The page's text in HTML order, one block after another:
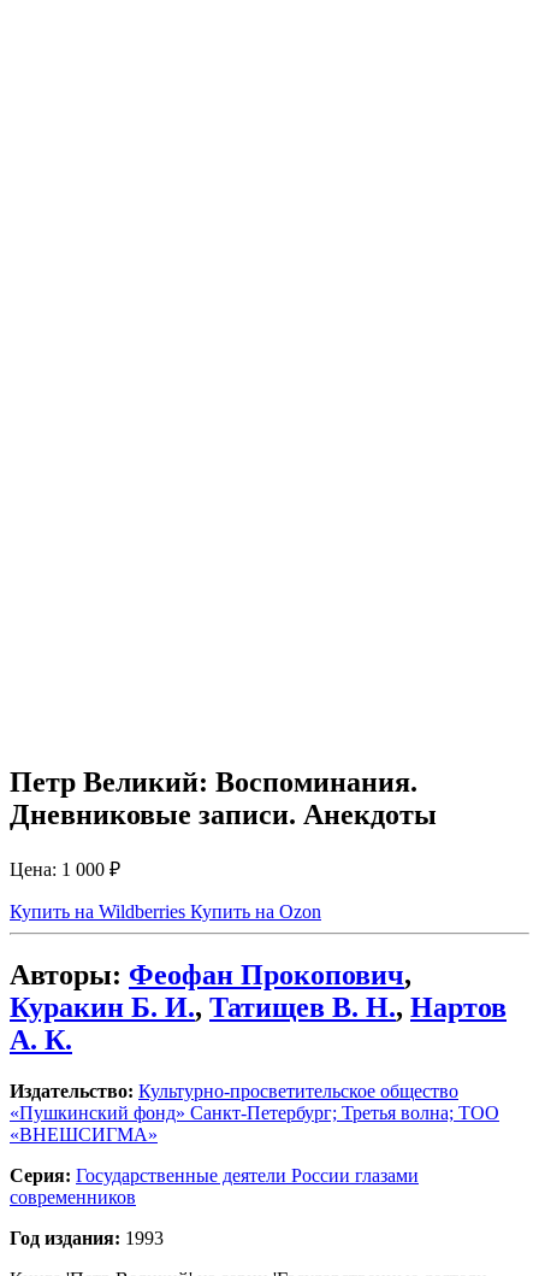
Петр Великий: Воспоминания.
Дневниковые записи. Анекдоты
Цена: 1 000 ₽
Купить на Wildberries Купить на Ozon
Авторы: Феофан Прокопович,
Куракин Б. И., Татищев В. Н., Нартов
А. К.
Издательство: Культурно-просветительское общество
«Пушкинский фонд» Санкт-Петербург; Третья волна; ТОО
«ВНЕШСИГМА»
Серия: Государственные деятели России глазами
современников
Год издания: 1993